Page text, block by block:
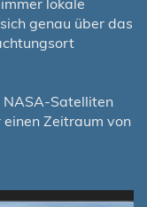
genau über das
NASA-Satelliten
Zeitraum von